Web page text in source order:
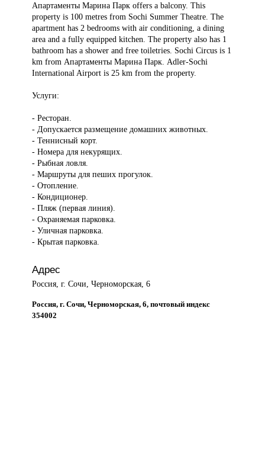
Апартаменты Марина Парк offers a balcony. This
property is 100 metres from Sochi Summer Theatre. The
apartment has 2 bedrooms with air conditioning, a dining
area and a fully equipped kitchen. The property also has 1
bathroom has a shower and free toiletries. Sochi Circus is 1
km from Апартаменты Марина Парк. Adler-Sochi
International Airport is 25 km from the property.
Услуги:
- Ресторан.
- Допускается размещение домашних животных.
- Теннисный корт.
- Номера для некурящих.
- Рыбная ловля.
- Маршруты для пеших прогулок.
- Отопление.
- Кондиционер.
- Пляж (первая линия).
- Охраняемая парковка.
- Уличная парковка.
- Крытая парковка.
Адрес
Россия, г. Сочи, Черноморская, 6
Россия, г. Сочи, Черноморская, 6, почтовый индекс
354002